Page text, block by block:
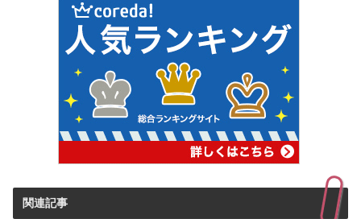
関連記事